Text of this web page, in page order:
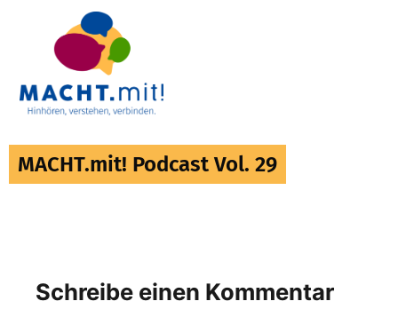
MACHT.mit! Podcast Vol. 29
Schreibe einen Kommentar